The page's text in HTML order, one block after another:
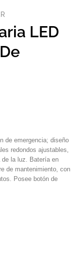
LED
de emergencia; diseño
redondos ajustables,
de la luz. Batería en
de mantenimiento, con
Posee botón de